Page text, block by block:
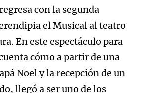
con la segunda
el Musical al teatro
En este espectáculo para
cómo a partir de una
Noel y la recepción de un
llegó a ser uno de los